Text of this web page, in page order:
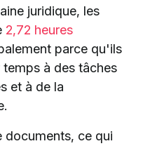
juridique, les
2,72 heures
parce qu'ils
à des tâches
et à de la
documents, ce qui